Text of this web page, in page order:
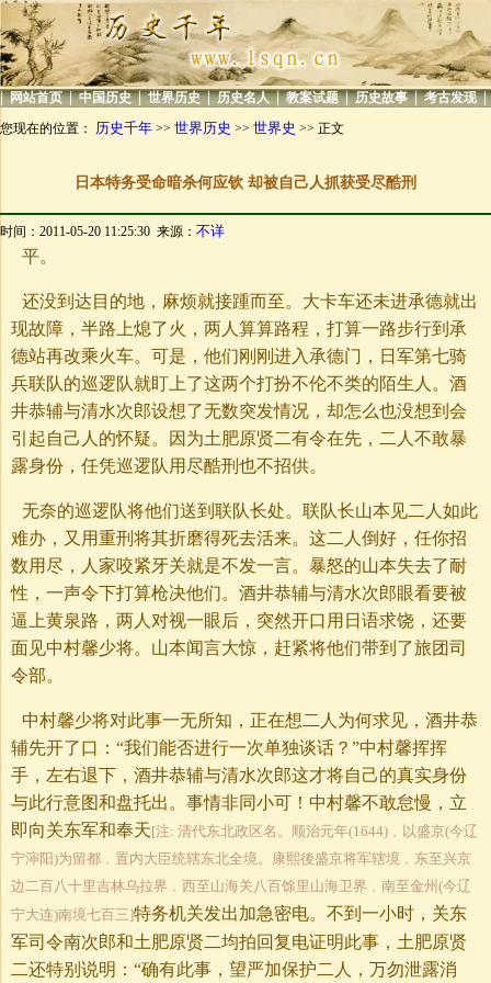
| 网站首页 | 中国历史 | 世界历史 | 历史名人 | 教案试题 | 历史故事 | 考古发现 |
您现在的位置： 历史千年 >> 世界历史 >> 世界史 >> 正文
日本特务受命暗杀何应钦 却被自己人抓获受尽酷刑
时间：2011-05-20 11:25:30 来源： 不详
平。
还没到达目的地，麻烦就接踵而至。大卡车还未进承德就出
现故障，半路上熄了火，两人算算路程，打算一路步行到承
德站再改乘火车。可是，他们刚刚进入承德门，日军第七骑
兵联队的巡逻队就盯上了这两个打扮不伦不类的陌生人。酒
井恭辅与清水次郎设想了无数突发情况，却怎么也没想到会
引起自己人的怀疑。因为土肥原贤二有令在先，二人不敢暴
露身份，任凭巡逻队用尽酷刑也不招供。
无奈的巡逻队将他们送到联队长处。联队长山本见二人如此
难办，又用重刑将其折磨得死去活来。这二人倒好，任你招
数用尽，人家咬紧牙关就是不发一言。暴怒的山本失去了耐
性，一声令下打算枪决他们。酒井恭辅与清水次郎眼看要被
逼上黄泉路，两人对视一眼后，突然开口用日语求饶，还要
面见中村馨少将。山本闻言大惊，赶紧将他们带到了旅团司
令部。
中村馨少将对此事一无所知，正在想二人为何求见，酒井恭
辅先开了口：“我们能否进行一次单独谈话？”中村馨挥挥
手，左右退下，酒井恭辅与清水次郎这才将自己的真实身份
与此行意图和盘托出。事情非同小可！中村馨不敢怠慢，立
即向关东军和奉天[注: 清代东北政区名。顺治元年(1644)﹐以盛京(今辽
宁渖阳)为留都﹐置内大臣统辖东北全境。康熙後盛京将军辖境﹐东至兴京
边二百八十里吉林乌拉界﹐西至山海关八百馀里山海卫界﹐南至金州(今辽
宁大连)南境七百三]特务机关发出加急密电。不到一小时，关东
军司令南次郎和土肥原贤二均拍回复电证明此事，土肥原贤
二还特别说明：“确有此事，望严加保护二人，万勿泄露消